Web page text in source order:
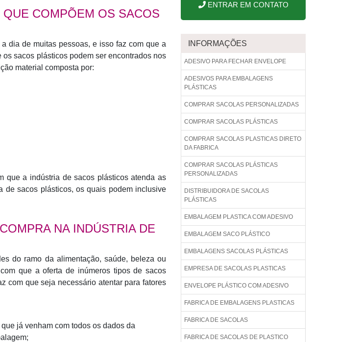
COMPÕEM OS SACOS
dia de muitas pessoas, e isso faz com que a
sacos plásticos podem ser encontrados nos
material composta por:
que a indústria de sacos plásticos atenda as
de sacos plásticos, os quais podem inclusive
NA INDÚSTRIA DE
do ramo da alimentação, saúde, beleza ou
que a oferta de inúmeros tipos de sacos
com que seja necessário atentar para fatores
já venham com todos os dados da
ENTRAR EM CONTATO
INFORMAÇÕES
ADESIVO PARA FECHAR ENVELOPE
ADESIVOS PARA EMBALAGENS
PLÁSTICAS
COMPRAR SACOLAS PERSONALIZADAS
COMPRAR SACOLAS PLÁSTICAS
COMPRAR SACOLAS PLASTICAS DIRETO
DA FABRICA
COMPRAR SACOLAS PLÁSTICAS
PERSONALIZADAS
DISTRIBUIDORA DE SACOLAS
PLÁSTICAS
EMBALAGEM PLASTICA COM ADESIVO
EMBALAGEM SACO PLÁSTICO
EMBALAGENS SACOLAS PLÁSTICAS
EMPRESA DE SACOLAS PLASTICAS
ENVELOPE PLÁSTICO COM ADESIVO
FABRICA DE EMBALAGENS PLASTICAS
FABRICA DE SACOLAS
FABRICA DE SACOLAS DE PLASTICO